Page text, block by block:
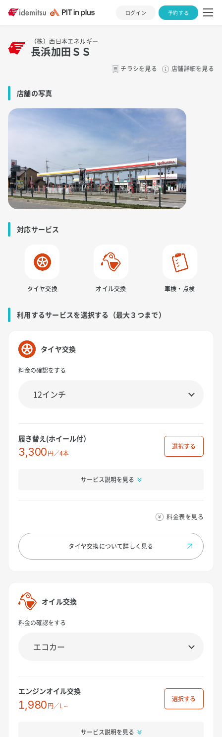
ログイン 予約する
（株）西日本エネルギー
長浜加田ＳＳ
チラシを見る 店舗詳細を見る
店舗の写真
対応サービス
タイヤ交換 オイル交換 車検・点検
利用するサービスを選択する（最大３つまで）
タイヤ交換
料金の確認をする
履き替え(ホイール付）
3,300円／4本
選択
サービス説明を見る
料金表を見る
タイヤ交換について詳しく見る
オイル交換
料金の確認をする
エンジンオイル交換
1,980円／L～
選択
サービス説明を見る